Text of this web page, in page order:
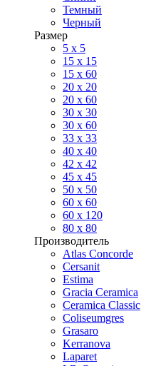
Темный
Черный
Размер
5 x 5
15 x 15
15 x 60
20 х 20
20 x 60
30 х 30
30 x 60
33 x 33
40 х 40
42 x 42
45 x 45
50 x 50
60 х 60
60 x 120
80 x 80
Производитель
Atlas Concorde
Cersanit
Estima
Gracia Ceramica
Ceramica Classic
Coliseumgres
Grasaro
Kerranova
Laparet